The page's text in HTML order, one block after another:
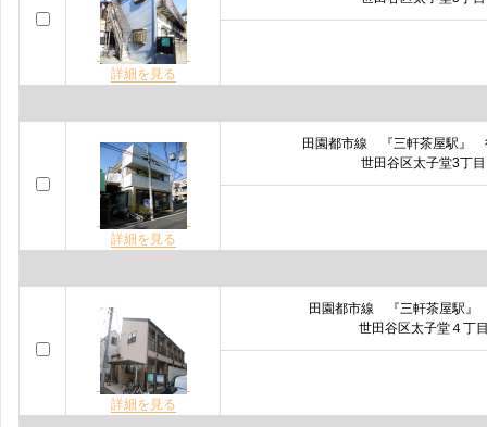
詳細を見る
詳細を見る
田園都市線 『三軒茶屋駅
世田谷区太子堂3丁目
詳細を見る
田園都市線 『三軒茶屋駅
世田谷区太子堂４丁